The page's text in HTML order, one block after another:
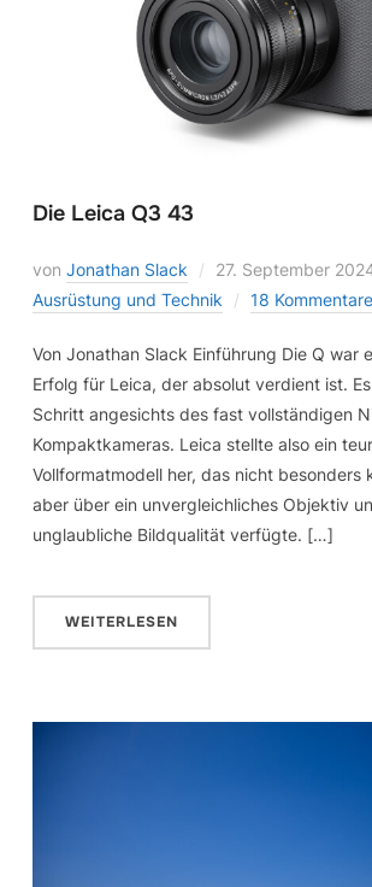
Die Leica Q3 43
von Jonathan Slack 27. September
Ausrüstung und Technik
18 Kommentare
Von Jonathan Slack Einführung Die Q war
Erfolg für Leica, der absolut verdient ist.
Schritt angesichts des fast vollständigen
Kompaktkameras. Leica stellte also ein
Vollformatmodell her, das nicht besonders
aber über ein unvergleichliches Objektiv
unglaubliche Bildqualität verfügte. […]
WEITERLESEN